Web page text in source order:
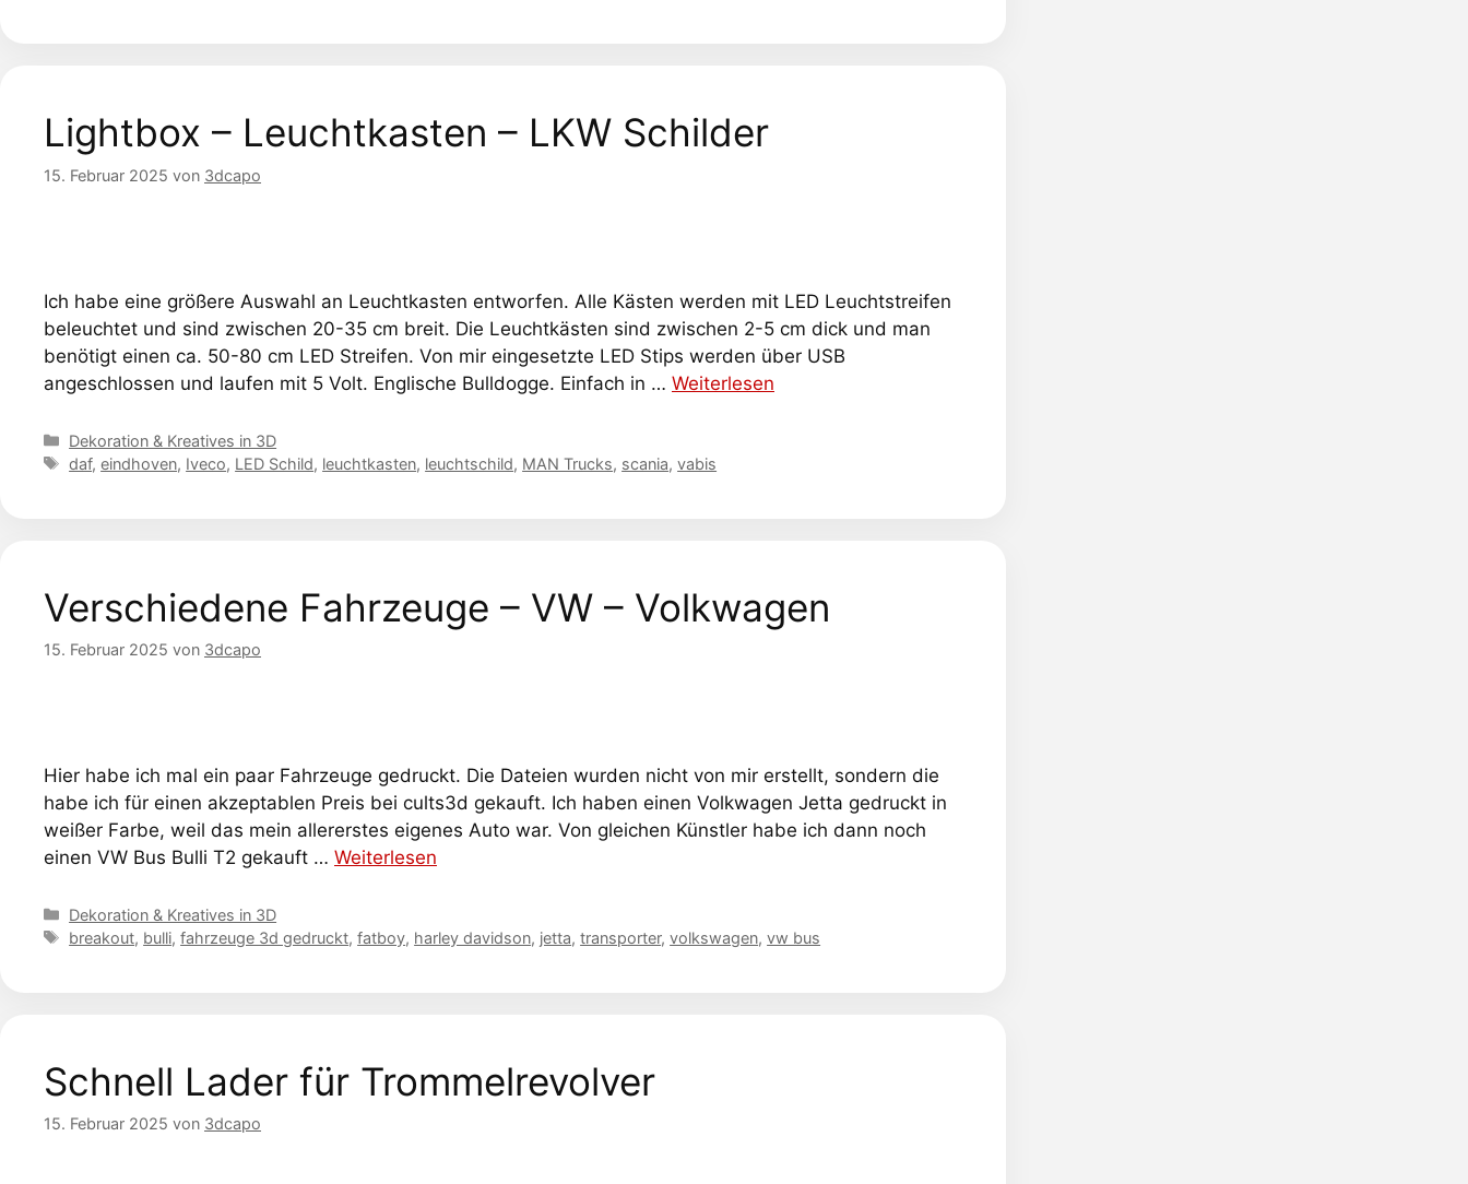
Lightbox – Leuchtkasten – LKW Schilder
15. Februar 2025 von 3dcapo
Ich habe eine größere Auswahl an Leuchtkasten entworfen. Alle Kästen werden mit LED Leuchtstreifen
beleuchtet und sind zwischen 20-35 cm breit. Die Leuchtkästen sind zwischen 2-5 cm dick und man
benötigt einen ca. 50-80 cm LED Streifen. Von mir eingesetzte LED Stips werden über USB
angeschlossen und laufen mit 5 Volt. Englische Bulldogge. Einfach in … Weiterlesen
Kategorien
Dekoration & Kreatives in 3D
Schlagwörter
daf,eindhoven, Iveco, LED Schild, leuchtkasten, leuchtschild, MAN Trucks, scania,vabis
Verschiedene Fahrzeuge – VW – Volkwagen
15. Februar 2025 von 3dcapo
Hier habe ich mal ein paar Fahrzeuge gedruckt. Die Dateien wurden nicht von mir erstellt, sondern die
habe ich für einen akzeptablen Preis bei cults3d gekauft. Ich haben einen Volkwagen Jetta gedruckt in
weißer Farbe, weil das mein allererstes eigenes Auto war. Von gleichen Künstler habe ich dann noch
einen VW Bus Bulli T2 gekauft … Weiterlesen
Kategorien
Dekoration & Kreatives in 3D
Schlagwörter
breakout, bulli,fahrzeuge 3d gedruckt,fatboy, harley davidson, jetta,transporter,volkswagen,vw bus
Schnell Lader für Trommelrevolver
15. Februar 2025 von 3dcapo